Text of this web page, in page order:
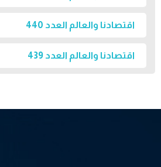
اقتصادنا والعالم العدد 440
اقتصادنا والعالم العدد 439